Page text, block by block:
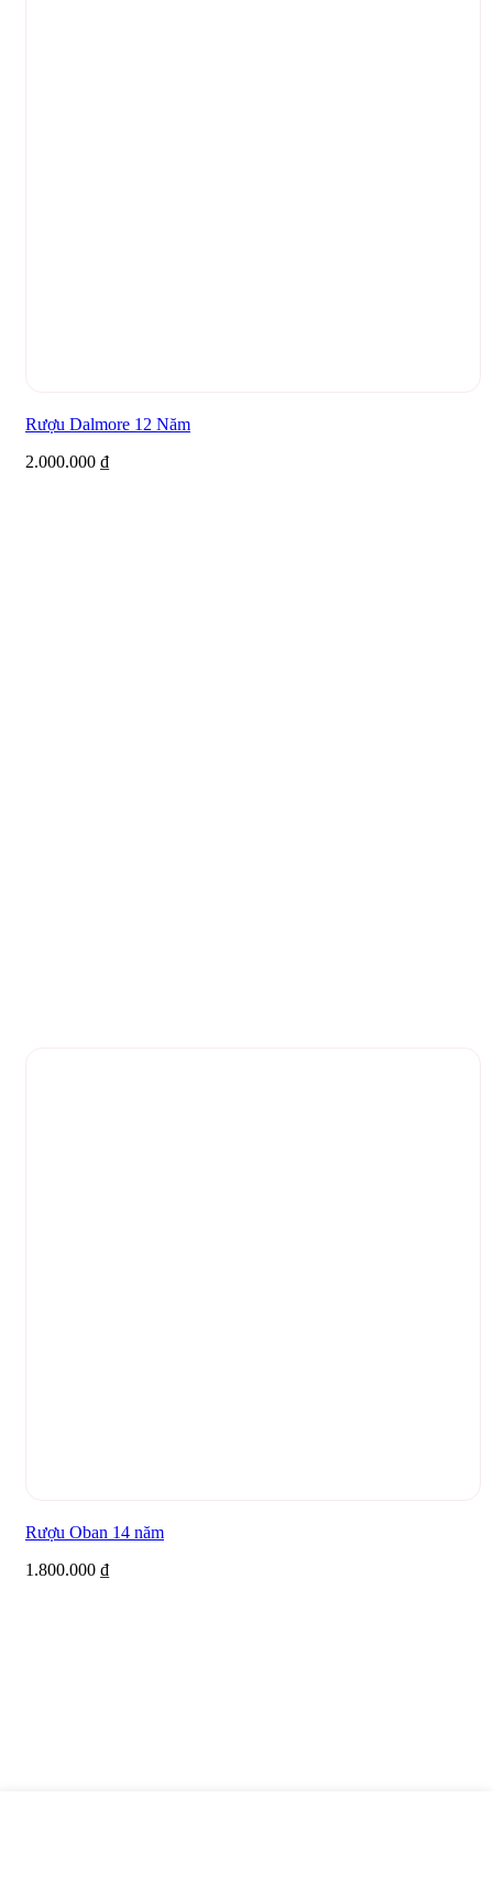
Rượu Dalmore 12 Năm
2.000.000 ₫
Rượu Oban 14 năm
1.800.000 ₫